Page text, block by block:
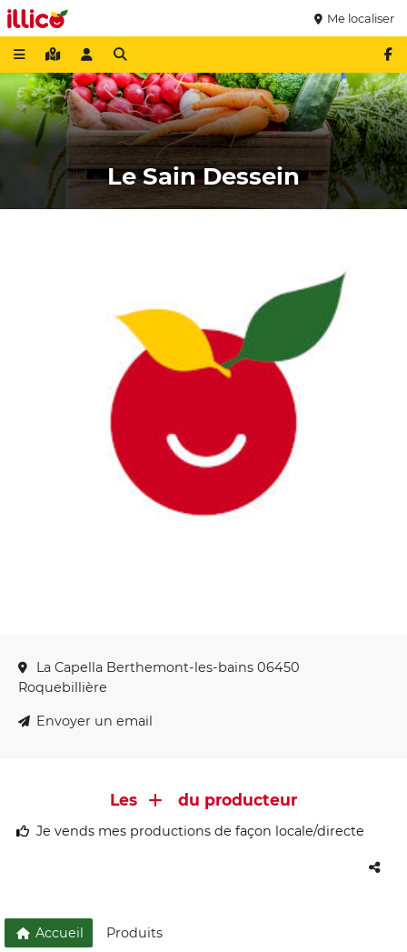
Me localiser
Le Sain Dessein
La Capella Berthemont-les-bains 06450
Roquebillière
Envoyer un email
Les du producteur
Je vends mes productions de façon locale/directe
Accueil Produits